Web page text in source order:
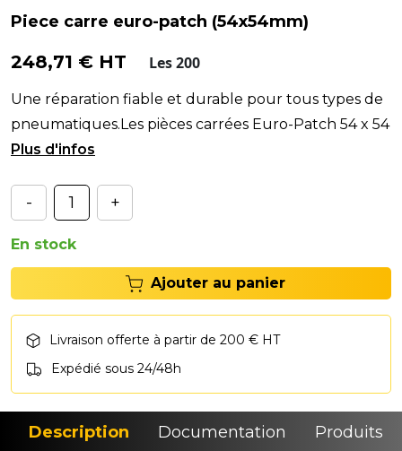
Piece carre euro-patch (54x54mm)
248,71 € HT Les 200
Une réparation fiable et durable pour tous types de
pneumatiques.Les pièces carrées Euro-Patch 54 x 54
mm sont conçues pour assurer des réparations pr
- +
En stock
Ajouter au panier
Livraison offerte à partir de 200 € HT
Expédié sous 24/48h
Description Documentation Produits